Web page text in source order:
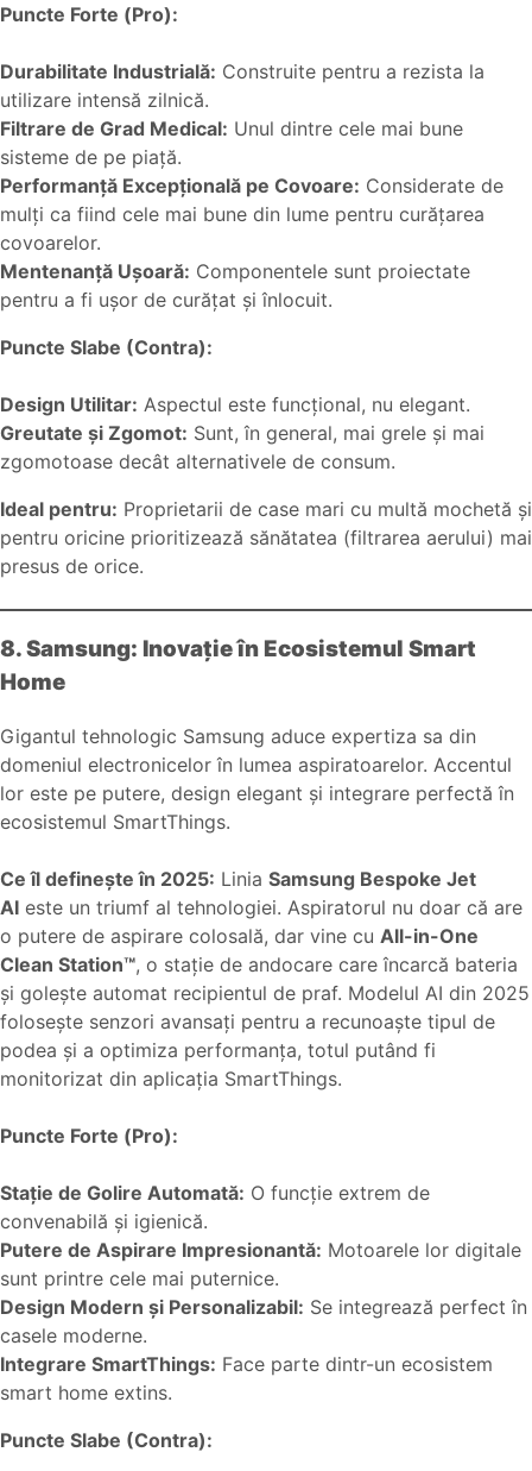
Puncte Forte (Pro):
Durabilitate Industrială: Construite pentru a rezista la
utilizare intensă zilnică.
Filtrare de Grad Medical: Unul dintre cele mai bune
sisteme de pe piață.
Performanță Excepțională pe Covoare: Considerate de
mulți ca fiind cele mai bune din lume pentru curățarea
covoarelor.
Mentenanță Ușoară: Componentele sunt proiectate
pentru a fi ușor de curățat și înlocuit.
Puncte Slabe (Contra):
Design Utilitar: Aspectul este funcțional, nu elegant.
Greutate și Zgomot: Sunt, în general, mai grele și mai
zgomotoase decât alternativele de consum.
Ideal pentru: Proprietarii de case mari cu multă mochetă și
pentru oricine prioritizează sănătatea (filtrarea aerului) mai
presus de orice.
8. Samsung: Inovație în Ecosistemul Smart
Home
Gigantul tehnologic Samsung aduce expertiza sa din
domeniul electronicelor în lumea aspiratoarelor. Accentul
lor este pe putere, design elegant și integrare perfectă în
ecosistemul SmartThings.
Ce îl definește în 2025: Linia Samsung Bespoke Jet
AI este un triumf al tehnologiei. Aspiratorul nu doar că are
o putere de aspirare colosală, dar vine cu All-in-One
Clean Station™, o stație de andocare care încarcă bateria
și golește automat recipientul de praf. Modelul AI din 2025
folosește senzori avansați pentru a recunoaște tipul de
podea și a optimiza performanța, totul putând fi
monitorizat din aplicația SmartThings.
Puncte Forte (Pro):
Stație de Golire Automată: O funcție extrem de
convenabilă și igienică.
Putere de Aspirare Impresionantă: Motoarele lor digitale
sunt printre cele mai puternice.
Design Modern și Personalizabil: Se integrează perfect în
casele moderne.
Integrare SmartThings: Face parte dintr-un ecosistem
smart home extins.
Puncte Slabe (Contra):